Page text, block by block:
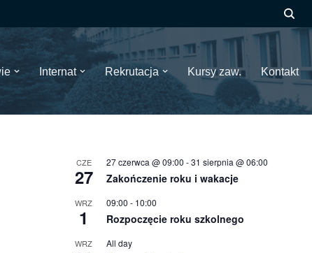
Internat Rekrutacja Kursy zaw. Kontakt
CZE
27
27 czerwca @ 09:00 -31 sierpnia @ 06:00
Zakończenie roku i wakacje
WRZ
1
09:00 - 10:00
Rozpoczęcie roku szkolnego
WRZ All day